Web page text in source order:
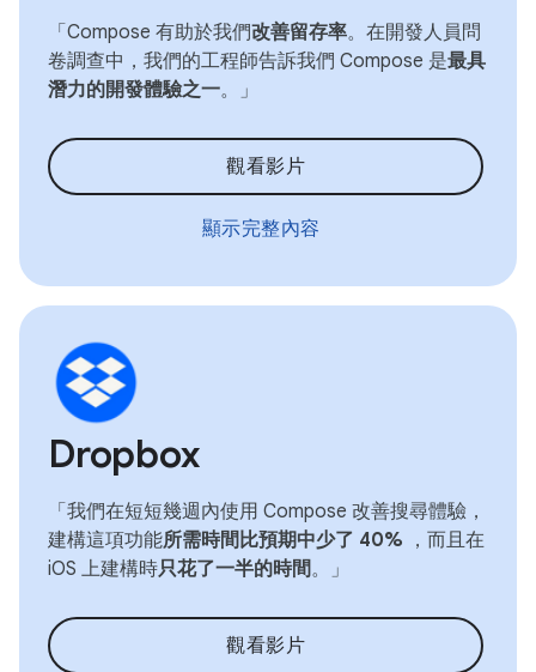
「Compose 有助於我們改善留存率。在開發人員問
卷調查中，我們的工程師告訴我們 Compose 是最具
潛力的開發體驗之一。」
觀看影片
顯示完整內容
Dropbox
「我們在短短幾週內使用 Compose 改善搜尋體驗，
建構這項功能所需時間比預期中少了 40% ，而且在
iOS 上建構時只花了一半的時間。」
觀看影片